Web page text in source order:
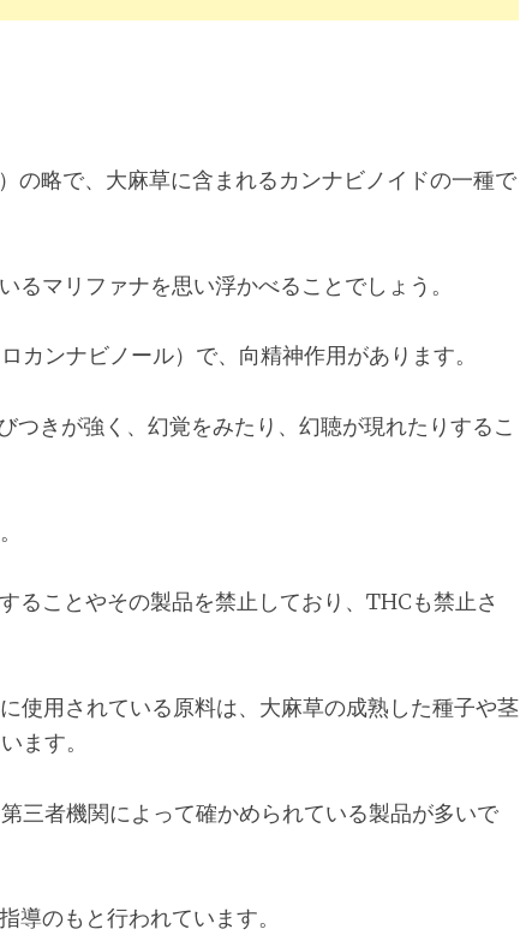
略で、大麻草に含まれるカンナビノイドの一種で
マリファナを思い浮かべることでしょう。
カンナビノール）で、向精神作用があります。
つきが強く、幻覚をみたり、幻聴が現れたりするこ
ることやその製品を禁止しており、THCも禁止さ
使用されている原料は、大麻草の成熟した種子や茎
ます。
三者機関によって確かめられている製品が多いで
導のもと行われています。